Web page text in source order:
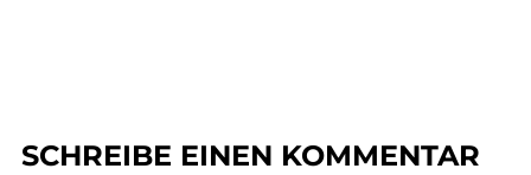
SCHREIBE EINEN KOMMENTAR